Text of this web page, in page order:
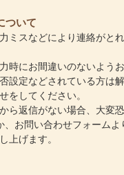
ついて
ミスなどにより連絡がと
時にお間違いのないよう
設定などされている方は
をしてください。
ら返信がない場合、大変恐
お問い合わせフォーム よ
上げます。